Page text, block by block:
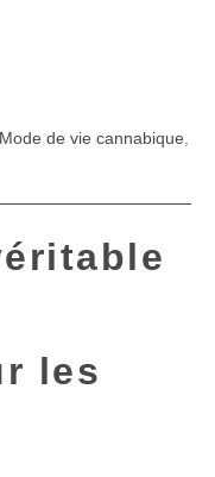
Mode de vie cannabique,
les